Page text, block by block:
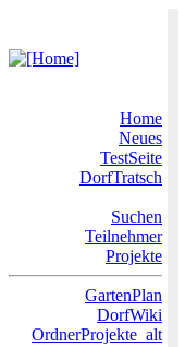
Home
Neues
TestSeite
DorfTratsch
Suchen
Teilnehmer
Projekte
GartenPlan
DorfWiki
OrdnerProjekte_alt